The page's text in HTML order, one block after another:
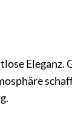
Eleganz.